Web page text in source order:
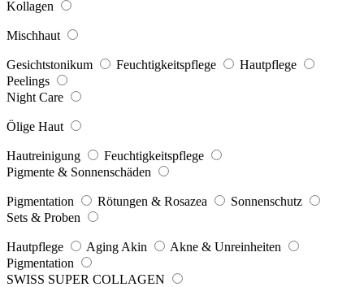
Kollagen
Mischhaut
Gesichtstonikum Feuchtigkeitspflege
Hautpflege
Peelings
Night Care
Ölige Haut
Hautreinigung
Feuchtigkeitspflege
Pigmente & Sonnenschäden
Pigmentation Rötungen & Rosazea
Sonnenschutz
Sets & Proben
Hautpflege Aging Akin
Akne & Unreinheiten
Pigmentation
SWISS SUPER COLLAGEN